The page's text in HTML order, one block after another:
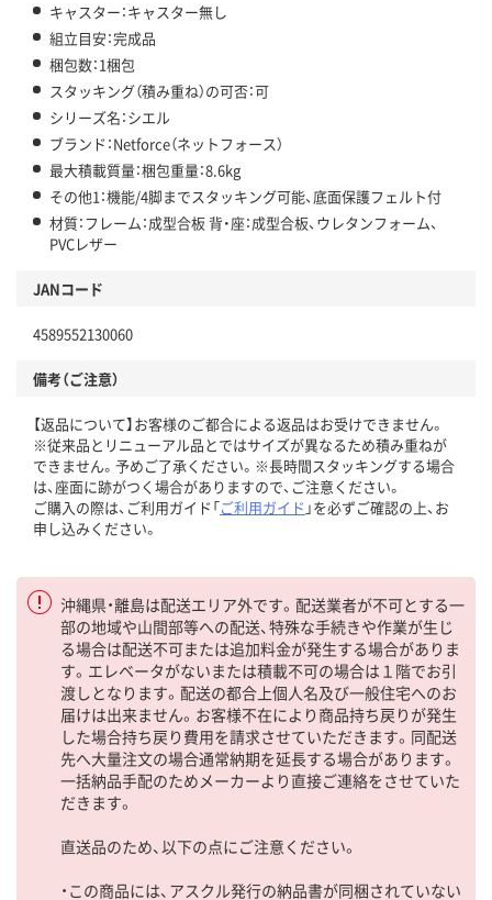
キャスター：キャスター無し
組立目安：完成品
梱包数：1梱包
スタッキング（積み重ね）の可否：可
シリーズ名：シエル
ブランド：Netforce（ネットフォース）
最大積載質量：梱包重量：8.6kg
その他1：機能/4脚までスタッキング可能、底面保護フェルト付
材質：フレーム：成型合板 背・座：成型合板、ウレタンフォーム、
PVCレザー
JANコード
4589552130060
備考（ご注意）
【返品について】お客様のご都合による返品はお受けできません。
※従来品とリニューアル品とではサイズが異なるため積み重ねが
できません。予めご了承ください。※長時間スタッキングする場合
は、座面に跡がつく場合がありますので、ご注意ください。
ご購入の際は、ご利用ガイド「ご利用ガイド 」を必ずご確認の上、お
申し込みください。
沖縄県・離島は配送エリア外です。配送業者が不可とする一
部の地域や山間部等への配送、特殊な手続きや作業が生じ
る場合は配送不可または追加料金が発生する場合がありま
す。エレベータがないまたは積載不可の場合は１階でお引
渡しとなります。配送の都合上個人名及び一般住宅へのお
届けは出来ません。お客様不在により商品持ち戻りが発生
した場合持ち戻り費用を請求させていただきます。同配送
先へ大量注文の場合通常納期を延長する場合があります。
一括納品手配のためメーカーより直接ご連絡をさせていた
だきます。
直送品のため、以下の点にご注意ください。
・この商品には、アスクル発行の納品書が同梱されていない